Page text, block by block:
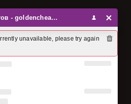
Чат клиентов - goldencheats
unavailable, please try again